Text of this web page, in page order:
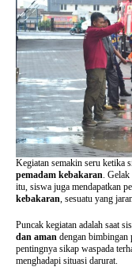
Kegiatan semakin seru ketika
pemadam kebakaran. Gelak
itu, siswa juga mendapatkan
kebakaran, sesuatu yang
Puncak kegiatan adalah saat
dan aman dengan
pentingnya sikap waspada
menghadapi situasi darurat.